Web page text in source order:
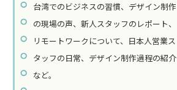
台湾でのビジネスの習慣、デザイン制作
の現場の声、新人スタッフのレポート、
リモートワークについて、日本人営業ス
タッフの日常、デザイン制作過程の紹介
など。